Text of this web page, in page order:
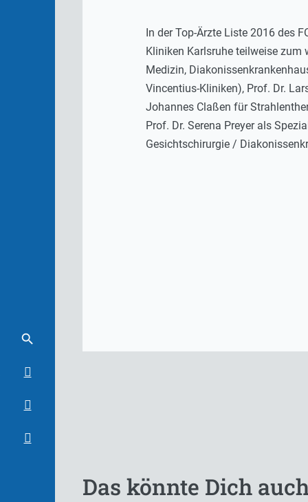
In der Top-Ärzte Liste 2016 des
Kliniken Karlsruhe teilweise zum
Medizin,
Vincentius-Kliniken), Prof. Dr.
Johannes Claßen für
Prof. Dr. Serena Preyer als
Gesichtschirurgie /
Das könnte Dich